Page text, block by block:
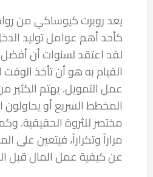
يعد روبرت كيوساكي من
كأحد أهم عوامل توليد
لقد اعتقد لسنوات أن
القيام به هو أن تأخذ
عمل التمويل. يهتم الكثير
المخطط السريع أو يحاولون
مختصر للثروة الحقيقية.
مراراً وتكراراً، فيتعين على
عن كيفية عمل المال قبل